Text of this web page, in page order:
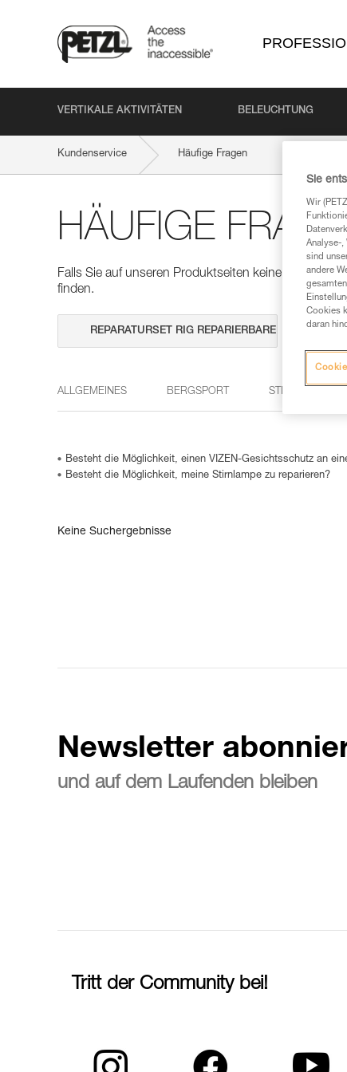
VERTIKALE AKTIVITÄTEN BELEUCHTUNG
Kundenservice Häufige Fragen
HÄUFIGE
Falls Sie auf unseren Produktseiten keine
finden.
Suche
ALLGEMEINES BERGSPORT STIRNLAMPEN
Besteht die Möglichkeit, einen VIZEN-Gesichtsschutz an
Besteht die Möglichkeit, meine Stirnlampe zu reparieren?
Keine Suchergebnisse
Newsletter
und auf dem Laufenden bleiben
Tritt der Community bei!
Sie
Wir
Analyse-,
sind
andere
Cookies
daran